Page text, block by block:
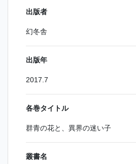
出版者
幻冬舎
出版年
2017.7
各巻タイトル
群青の花と、異界の迷い子
叢書名